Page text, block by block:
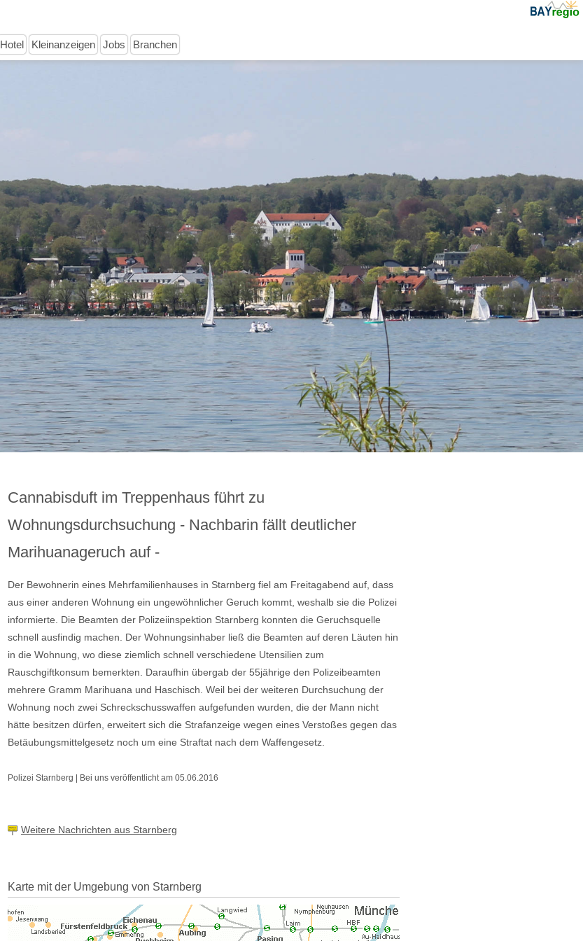
Hotel Kleinanzeigen Jobs Branchen
Cannabisduft im Treppenhaus führt zu
Wohnungsdurchsuchung - Nachbarin fällt deutlicher
Marihuanageruch auf -
Der Bewohnerin eines Mehrfamilienhauses in Starnberg fiel am Freitagabend auf, dass
aus einer anderen Wohnung ein ungewöhnlicher Geruch kommt, weshalb sie die Polizei
informierte. Die Beamten der Polizeiinspektion Starnberg konnten die Geruchsquelle
schnell ausfindig machen. Der Wohnungsinhaber ließ die Beamten auf deren Läuten hin
in die Wohnung, wo diese ziemlich schnell verschiedene Utensilien zum
Rauschgiftkonsum bemerkten. Daraufhin übergab der 55jährige den Polizeibeamten
mehrere Gramm Marihuana und Haschisch. Weil bei der weiteren Durchsuchung der
Wohnung noch zwei Schreckschusswaffen aufgefunden wurden, die der Mann nicht
hätte besitzen dürfen, erweitert sich die Strafanzeige wegen eines Verstoßes gegen das
Betäubungsmittelgesetz noch um eine Straftat nach dem Waffengesetz.
Polizei Starnberg | Bei uns veröffentlicht am 05.06.2016
Weitere Nachrichten aus Starnberg
Karte mit der Umgebung von Starnberg